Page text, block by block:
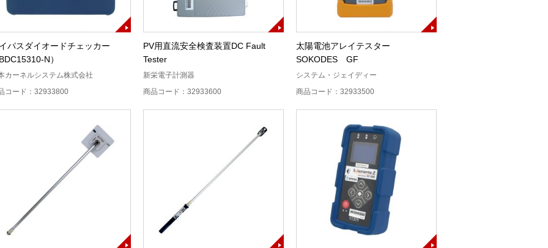
パスダイオードチェッカー
BDC15310-N）
カーネルシステム株式会社
コード：32933800
PV用直流安全検査装置DC Fault
Tester
新栄電子計測器
商品コード：32933600
太陽電池アレイテスター
SOKODES GF
システム・ジェイディー
商品コード：32933500